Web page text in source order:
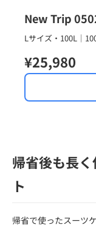
New Trip
Lサイズ・100L｜
¥25,980
帰省後も長
ト
帰省で使ったスーツ